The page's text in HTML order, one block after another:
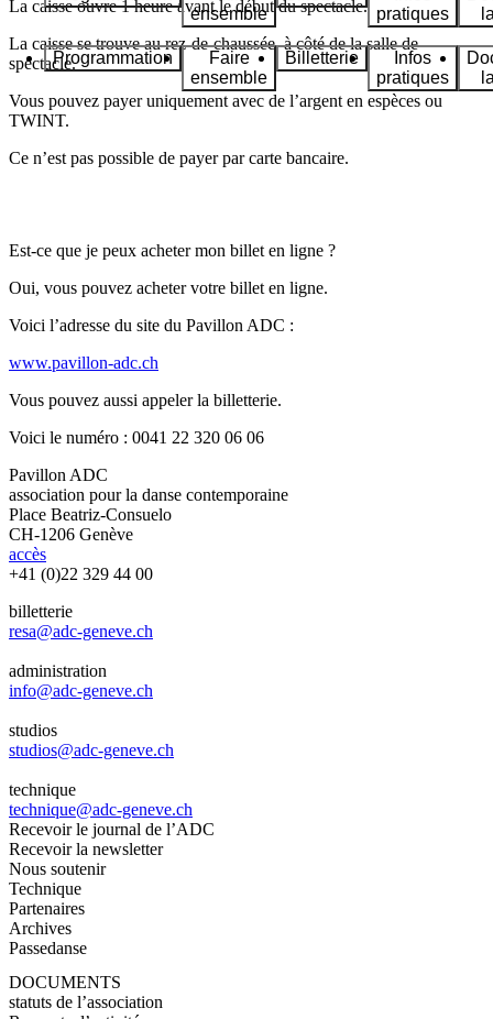
ensemble
pratiques
Programmation
Faire
ensemble
Billetterie
Infos
pratiques
La caisse ouvre 1 heure avant le début du spectacle.
La caisse se trouve au rez-de-chaussée, à côté de la salle de
spectacle.
Vous pouvez payer uniquement avec de l’argent en espèces ou
TWINT.
Ce n’est pas possible de payer par carte bancaire.
Est-ce que je peux acheter mon billet en ligne ?
Oui, vous pouvez acheter votre billet en ligne.
Voici l’adresse du site du Pavillon ADC :
www.pavillon-adc.ch
Vous pouvez aussi appeler la billetterie.
Voici le numéro : 0041 22 320 06 06
Pavillon ADC
association pour la danse contemporaine
Place Beatriz-Consuelo
CH-1206 Genève
accès
+41 (0)22 329 44 00
billetterie
resa@adc-geneve.ch
administration
info@adc-geneve.ch
studios
studios@adc-geneve.ch
technique
technique@adc-geneve.ch
Recevoir le journal de l’ADC
Recevoir la newsletter
Nous soutenir
Technique
Partenaires
Archives
Passedanse
DOCUMENTS
statuts de l’association